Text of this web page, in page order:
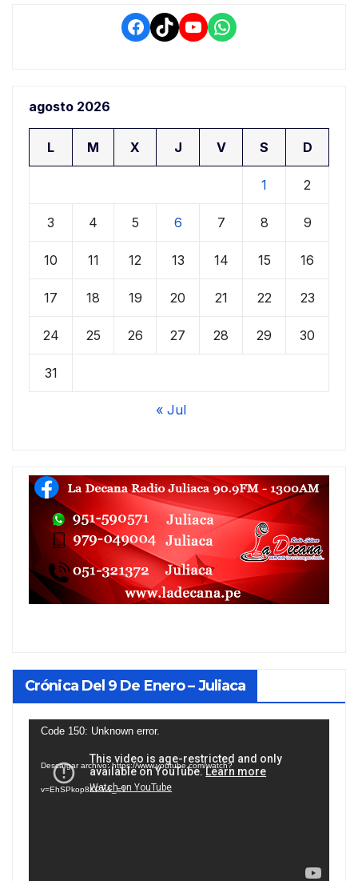
Facebook
TikTokYouTube
WhatsApp
agosto 2026
L M X J V S D
1 2
3 4 5 6 7 8 9
10 11 12 13 14 15 16
17 18 19 20 21 22 23
24 25 26 27 28 29 30
31
« Jul
Crónica Del 9 De Enero – Juliaca
Reproductor
vídeo
Code 150: Unknown error.
Descargar archivo: https://www.youtube.com/watch?
v=EhSPkop8KPY&_=1